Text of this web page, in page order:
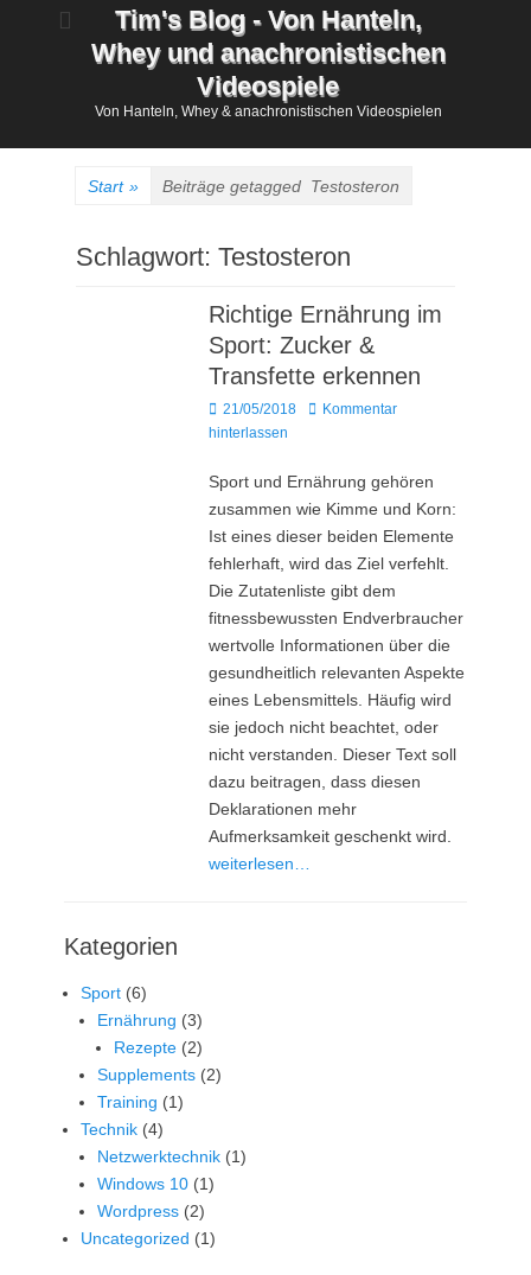
Tim's Blog - Von Hanteln,
Whey und anachronistischen
Videospiele
Von Hanteln, Whey & anachronistischen Videospielen
Start » Beiträge getagged Testosteron
Schlagwort: Testosteron
Richtige Ernährung im
Sport: Zucker &
Transfette erkennen
Posted
on
21/05/2018
Kommentar
hinterlassen
Sport und Ernährung gehören
zusammen wie Kimme und Korn:
Ist eines dieser beiden Elemente
fehlerhaft, wird das Ziel verfehlt.
Die Zutatenliste gibt dem
fitnessbewussten Endverbraucher
wertvolle Informationen über die
gesundheitlich relevanten Aspekte
eines Lebensmittels. Häufig wird
sie jedoch nicht beachtet, oder
nicht verstanden. Dieser Text soll
dazu beitragen, dass diesen
Deklarationen mehr
Aufmerksamkeit geschenkt wird.
weiterlesen…
Kategorien
Sport (6)
Ernährung (3)
Rezepte (2)
Supplements (2)
Training (1)
Technik (4)
Netzwerktechnik (1)
Windows 10 (1)
Wordpress (2)
Uncategorized (1)